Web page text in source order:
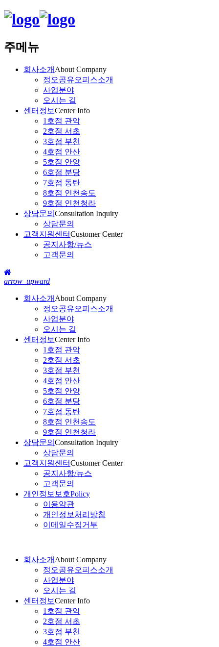
주메뉴
회사소개 About Company
정오공유오피스소개
사업분야
오시는 길
센터정보Center Info
1호점 관악
2호점 서초
3호점 부천
4호점 안산
5호점 안양
6호점 분당
7호점 동탄
8호점 인천송도
9호점 인천청라
상담문의 Consultation Inquiry
상담문의
고객지원센터Customer Center
공지사항/뉴스
고객문의
arrow_upward
회사소개 About Company
정오공유오피스소개
사업분야
오시는 길
센터정보Center Info
1호점 관악
2호점 서초
3호점 부천
4호점 안산
5호점 안양
6호점 분당
7호점 동탄
8호점 인천송도
9호점 인천청라
상담문의 Consultation Inquiry
상담문의
고객지원센터Customer Center
공지사항/뉴스
고객문의
개인정보보호Policy
이용약관
개인정보처리방침
이메일수집거부
회사소개 About Company
정오공유오피스소개
사업분야
오시는 길
센터정보Center Info
1호점 관악
2호점 서초
3호점 부천
4호점 안산